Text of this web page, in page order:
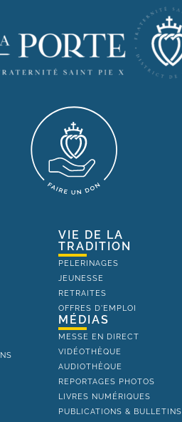
VIE DE LA
TRADITION
PELERINAGES
JEUNESSE
RETRAITES
OFFRES D'EMPLOI
MÉDIAS
MESSE EN DIRECT
VIDÉOTHÈQUE
AUDIOTHÈQUE
REPORTAGES PHOTOS
LIVRES NUMÉRIQUES
PUBLICATIONS & BULLETINS